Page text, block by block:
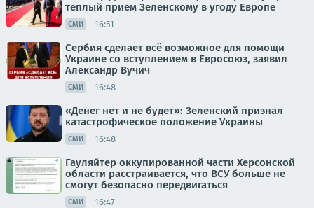
теплый прием Зеленскому в угоду Европе
СМИ 16:51
Сербия сделает всё возможное для помощи
Украине со вступлением в Евросоюз, заявил
Александр Вучич
СМИ 16:48
«Денег нет и не будет»: Зеленский признал
катастрофическое положение Украины
СМИ 16:48
Гауляйтер оккупированной части Херсонской
области расстраивается, что ВСУ больше не
смогут безопасно передвигаться
СМИ 16:47